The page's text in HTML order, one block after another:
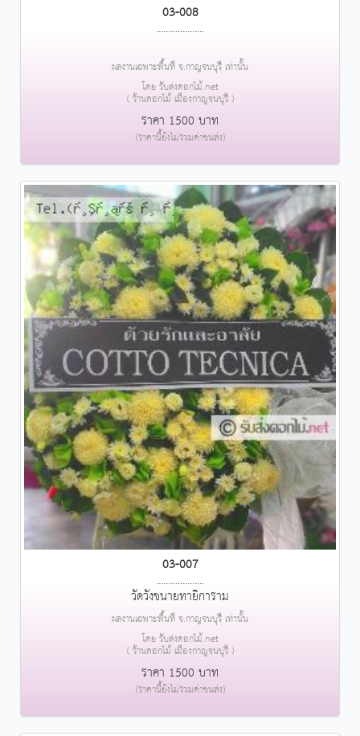
03-008
....................
ผลงานเฉพาะพื้นที่ จ.กาญจนบุรี เท่านั้น
โดย รับส่งดอกไม้.net
( ร้านดอกไม้ เมืองกาญจนบุรี )
ราคา 1500 บาท
(ราคานี้ยังไม่รวมค่าขนส่ง)
03-007
....................
วัดวังขนายทายิการาม
ผลงานเฉพาะพื้นที่ จ.กาญจนบุรี เท่านั้น
โดย รับส่งดอกไม้.net
( ร้านดอกไม้ เมืองกาญจนบุรี )
ราคา 1500 บาท
(ราคานี้ยังไม่รวมค่าขนส่ง)